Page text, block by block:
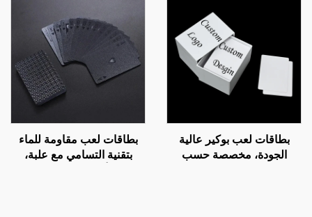
بطاقات لعب بوكير عالية
الجودة، مخصصة حسب
بطاقات لعب مقاومة للماء
بتقنية التسامي مع علبة،